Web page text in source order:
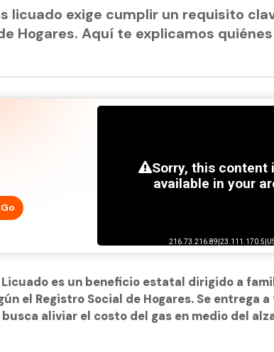
licuado exige cumplir un requisito
Hogares. Aquí te explicamos
Licuado es un beneficio estatal dirigido a
el Registro Social de Hogares. Se entrega
aliviar el costo del gas en medio del